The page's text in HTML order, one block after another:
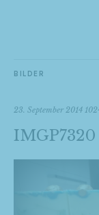
BILDER
23. September 2014
IMGP7320